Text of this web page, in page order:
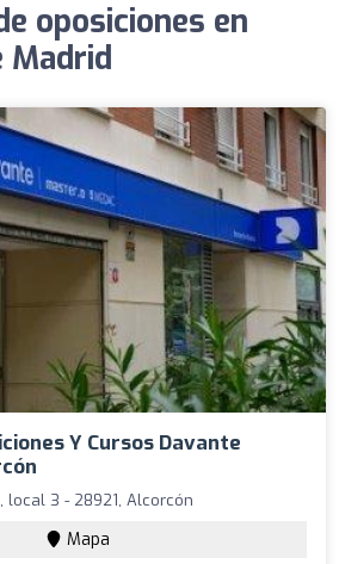
oposiciones en
Madrid
Y Cursos Davante
local 3 - 28921, Alcorcón
Mapa